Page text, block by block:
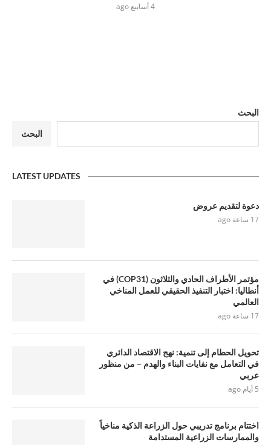
4 أسابيع ago
البحث
البحث
LATEST UPDATES
دعوة لتقديم عروض
17 ساعة ago
مؤتمر الأطراف الحادي والثلاثون (COP31) في
أنطاليا: اختبار التنفيذ الحقيقي للعمل المناخي
العالمي
17 ساعة ago
تحويل الحطام إلى تنمية: نهج الاقتصاد الدائري
في التعامل مع نفايات البناء والهدم – من منظور
عربي
5 أيام ago
اختتام برنامج تدريبي حول الزراعة الذكية مناخياً
والممارسات الزراعية المستدامة